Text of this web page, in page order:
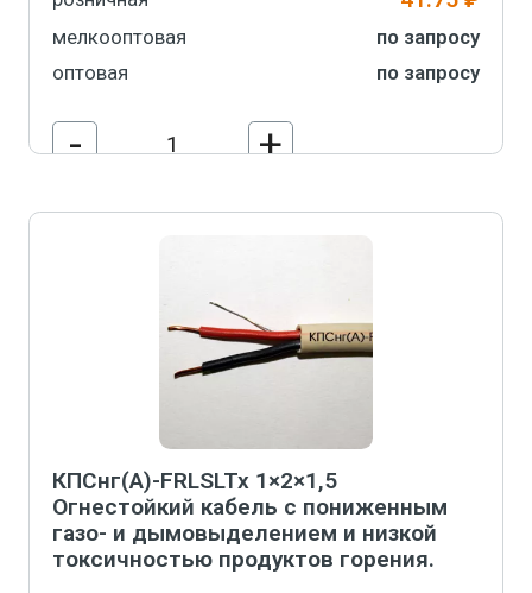
мелкооптовая
по запросу
оптовая
по запросу
- +
КПСнг(А)-FRLSLTx 1×2×1,5
Огнестойкий кабель с пониженным
газо- и дымовыделением и низкой
токсичностью продуктов горения.